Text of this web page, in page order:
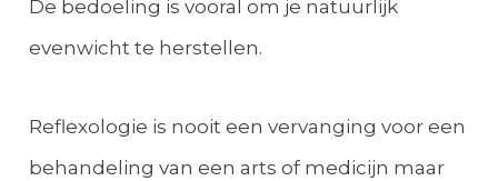
De bedoeling is vooral om je natuurlijk
evenwicht te herstellen.
Reflexologie is nooit een vervanging voor een
behandeling van een arts of medicijn maar